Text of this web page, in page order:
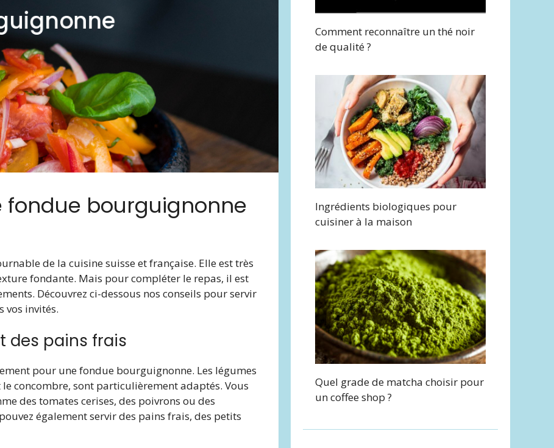
fondue bourguignonne
de la cuisine suisse et française. Elle est très
fondante. Mais pour compléter le repas, il est
Découvrez ci-dessous nos conseils pour servir
vos invités.
des pains frais
pour une fondue bourguignonne. Les légumes
concombre, sont particulièrement adaptés. Vous
des tomates cerises, des poivrons ou des
également servir des pains frais, des petits
Comment reconnaître un thé noir
de qualité ?
Ingrédients biologiques pour
cuisiner à la maison
Quel grade de matcha choisir pour
un coffee shop ?